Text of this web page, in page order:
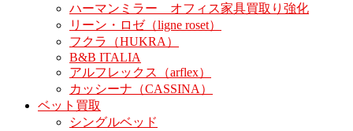
ハーマンミラー オフィス家具買取り強化
リーン・ロゼ（ligne roset）
フクラ（HUKRA）
B&B ITALIA
アルフレックス（arflex）
カッシーナ（CASSINA）
ベット買取
シングルベッド